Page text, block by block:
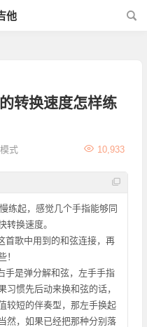
他
转换速度怎样练
10,933
式
练起，感觉几个手指能够同
转换速度。
首歌中用到的和弦连接，再
！
手是弹分解和弦，左手手指
习惯先后动来换和弦的话，
较短的伴奏型，那左手换起
然，如果已经把那种分别落